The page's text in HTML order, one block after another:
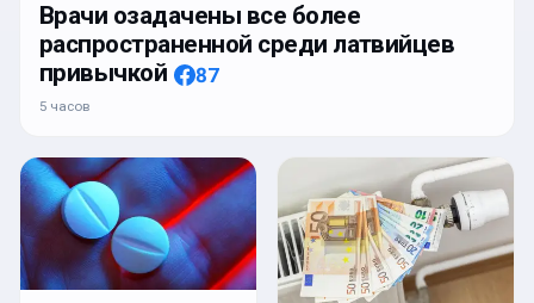
Врачи озадачены все более
распространенной среди латвийцев
привычкой
87
5 часов